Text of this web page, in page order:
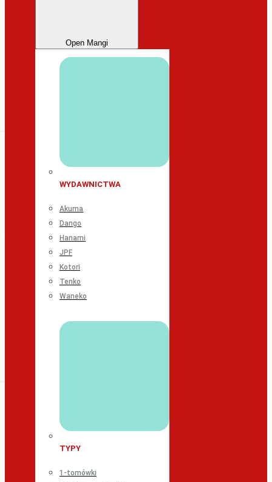
Open Mangi
WYDAWNICTWA
Akuma
Dango
Hanami
JPF
Kotori
Tenko
Waneko
TYPY
1-tomówki